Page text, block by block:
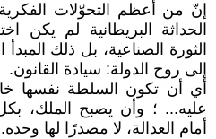
إنّ من أعظم التحوّلات
الحداثة البريطانية لم يكن
الثورة الصناعية، بل ذلك
إلى روح الدولة: سيادة القانون.
أي أن تكون السلطة نفسها
عليه... ؛ وأن يصبح الملك،
أمام العدالة، لا مصدرًا لها وحده.